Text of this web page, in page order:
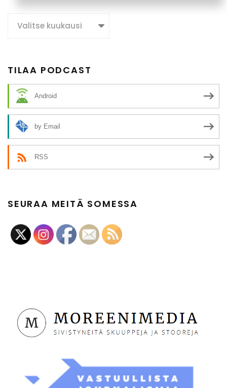
Juttuarkisto
TILAA PODCAST
Android
by Email
RSS
SEURAA MEITÄ SOMESSA